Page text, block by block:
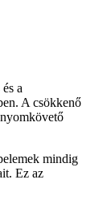
a
A csökkenő
mindig
Ez az